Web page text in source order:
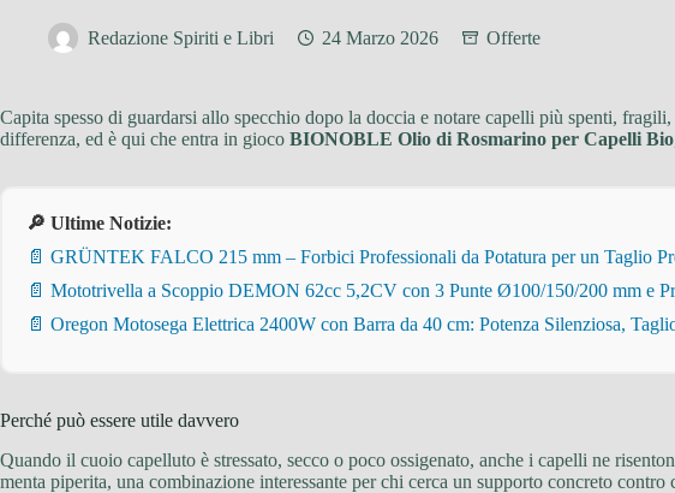
Redazione Spiriti e Libri 24 Marzo 2026 Offerte
Capita spesso di guardarsi allo specchio dopo la doccia e notare capelli più spenti,
differenza, ed è qui che entra in gioco BIONOBLE Olio di Rosmarino per Capelli Bio
🔎 Ultime Notizie:
📄 GRÜNTEK FALCO 215 mm – Forbici Professionali da Potatura per un Taglio
📄 Mototrivella a Scoppio DEMON 62cc 5,2CV con 3 Punte Ø100/150/200 mm e
📄 Oregon Motosega Elettrica 2400W con Barra da 40 cm: Potenza Silenziosa,
Perché può essere utile davvero
Quando il cuoio capelluto è stressato, secco o poco ossigenato, anche i capelli ne
menta piperita, una combinazione interessante per chi cerca un supporto concreto contro